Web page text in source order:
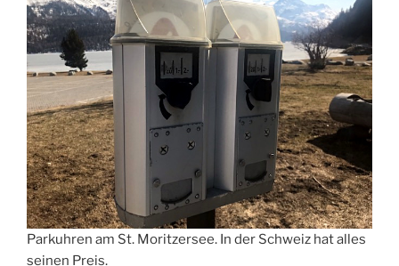
Parkuhren am St. Moritzersee. In der Schweiz hat alles
seinen Preis.